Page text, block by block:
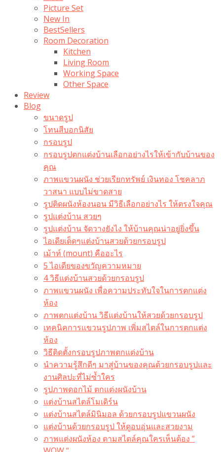
Picture Set
New In
BestSellers
Room Decoration
Kitchen
Living Room
Working Space
Other Space
Review
Blog
ขนาดรูป
โทนสีบอกนิสัย
กรอบรูป
กรอบรูปตกแต่งบ้านเลือกอย่างไรให้เข้ากับบ้านของ
คุณ
ภาพแขวนผนัง ช่วยเรียกทรัพย์ เงินทอง โชคลาภ
วาสนา แบบไม่ขาดสาย
รูปติดผนังห้องนอน มีวิธีเลือกอย่างไร ให้ตรงใจคุณ
รูปแต่งบ้าน สวยๆ
รูปแต่งบ้าน จัดวางยังไง ให้บ้านคุณน่าอยู่ยิ่งขึ้น
ไอเดียเด็ดๆแต่งบ้านสวยด้วยกรอบรูป
เม้าท์ (mount) คืออะไร​
5 ไอเดียของขวัญความหมาย
4 วิธีแต่งบ้านสวยด้วยกรอบรูป
ภาพแขวนผนัง เพื่อความประทับใจในการตกแต่ง
ห้อง
ภาพตกแต่งบ้าน วิธีแต่งบ้านให้สวยด้วยกรอบรูป
เทคนิคการแขวนรูปภาพ เพิ่มสไตล์ในการตกแต่ง
ห้อง
วิธีติดตั้งกรอบรูปภาพตกแต่งบ้าน
นำความรู้สึกดีๆ มาสู่บ้านของคุณด้วยกรอบรูปและ
งานศิลปะที่ไม่ซ้ำใคร
รูปภาพดอกไม้ ตกแต่งผนังบ้าน
แต่งบ้านสไตล์โมเดิร์น
แต่งบ้านสไตล์มินิมอล ด้วยกรอบรูปแขวนผนัง
แต่งบ้านด้วยกรอบรูป ให้ดูอบอุ่นและสวยงาม
ภาพแต่งผนังห้อง ตามสไตล์คุณใครเห็นต้อง ”